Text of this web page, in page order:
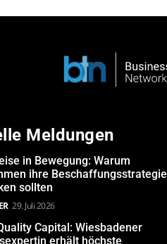
Meldungen
in Bewegung: Warum
ihre Beschaffungsstrategie
sollten
29. Juli 2026
Capital: Wiesbadener
erhält höchste